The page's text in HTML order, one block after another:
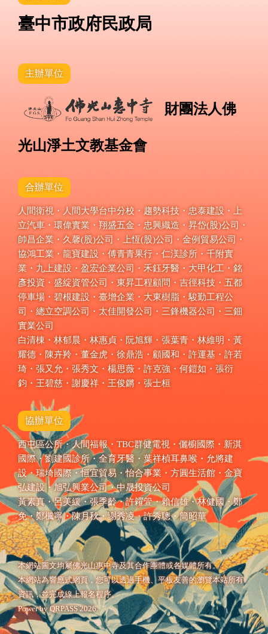
臺中市政府民政局
主辦單位
財團法人佛
光山淨土文教基金會
合辦單位
人間衛視・人間大學台中分校・趨勢科技・忠泰建設・上
立汽車・環偉實業・翔盛五金・忠興織造・昇岱(股)公司・
帥昌企業・久馨(股)公司・上恆(股)公司・金例貿易公司・
協鴻工業・龍寶建設・傅青青果行・仁渼診所・千附實
業・九上建設・盈宏企業公司・禾鈺牙醫・大甲化工・銘
彥投資・盛綻資管公司・東昇工程顧問・吉徑科技・五都
停車場・碧根建設・臺增企業・大東樹脂・駿勤工程公
司・總立空調公司・太佳開發公司・三鋒機器公司・三鈿
實業公司
白清棟・林郁晨・林惠貞・阮旭輝・張葉青・林維明・黃
耀德・陳卉羚・董金虎・徐鼎浩・顧國和・許運基・許若
琦・張又允・張秀文・楊思薇・許克強・何鎧如・張衍
鈞・王碧慈・謝慶祥・王俊鏘・張士桓
協辦單位
西屯區公所・人間福報・TBC群健電視・儷櫥國際・新淇
國際・劉建國診所・全育牙醫・葉祥楨耳鼻喉・允將建
設・瑞埼國際・恒宜貿易・怡合事業・方圓生活館・金寶
弘建設・旭弘興業公司・中晟投資公司
黃素真・呂美緩・張季齡・許糴箮・賴信雄・林健國・鄭
免・鄭楓寧・陳月秋・謝秀凌・許秀聰・簡昭華
本網站圖文均屬佛光山惠中寺及其合作團體或各媒體所有。
本網站為響應式網頁，您可以透過手機、平板友善的瀏覽本站所有
資訊，並完成線上報名程序。
Power byQRPASS2026.